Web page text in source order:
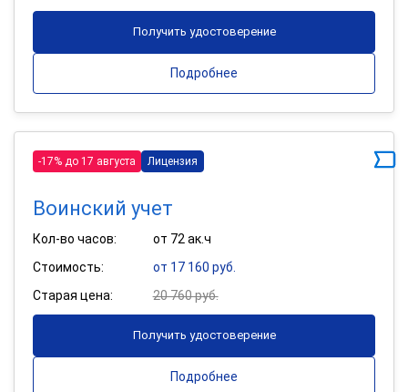
Получить удостоверение
Подробнее
-17% до 17 августа Лицензия
Воинский учет
Кол-во часов:
от 72 ак.ч
Стоимость:
от 17 160 руб.
Старая цена:
20 760 руб.
Получить удостоверение
Подробнее